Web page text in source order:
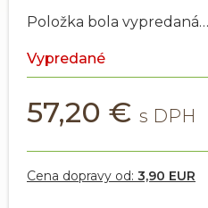
Vypredané
57,20 €
Položka bola vypredaná…
Cena dopravy od: 3,90 EUR